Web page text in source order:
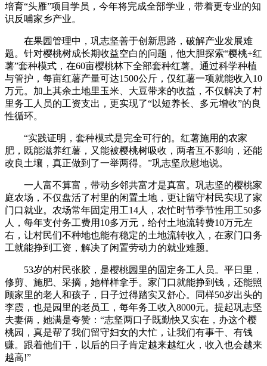
培育“头雁”项目学员，今年将完成全部学业，带着更专业的知
识反哺家乡产业。
在果园管理中，巩志坚善于创新思路，破解产业发展难
题。针对樱桃树成长期收益空白的问题，他大胆探索“樱桃+红
薯”套种模式，在60亩樱桃林下全部套种红薯。通过科学种植
与管护，每亩红薯产量可达1500公斤，仅红薯一项就能收入10
万元。加上其余土地里玉米、大豆带来的收益，不仅解决了村
里务工人员的工资支出，更实现了“以短养长、多元增收”的良
性循环。
“实践证明，套种模式是完全可行的。红薯施用的农家
肥，既能滋养红薯，又能被樱桃树吸收，两者互不影响，还能
改良土壤，真正做到了一举两得。”巩志坚欣慰地说。
一人富不算富，带动乡邻共富才是真富。巩志坚的樱桃家
庭农场，不仅盘活了村里的闲置土地，更让留守村民实现了家
门口就业。农场常年固定用工14人，农忙时节季节性用工50多
人，每年支付务工费用10多万元，给付土地流转费10万元左
右，让村民们不种地也能有稳定的土地流转收入，在家门口务
工就能挣到工资，解决了闲置劳动力的就业难题。
53岁的村民张胶，是樱桃园里的固定务工人员。平日里，
修剪、施肥、采摘，她样样拿手。家门口就能挣到钱，还能照
顾家里的老人和孩子，日子过得踏实又舒心。同样50岁出头的
李霞，也是园里的老员工，每年务工收入8000元。提起巩志坚
夫妻俩，她满是夸赞：“志坚两口子既勤快又实在，办这个樱
桃园，真是帮了我们留守妇女的大忙，让我们有事干、有钱
赚。跟着他们干，以后的日子肯定越来越红火，收入也会越来
越高!”